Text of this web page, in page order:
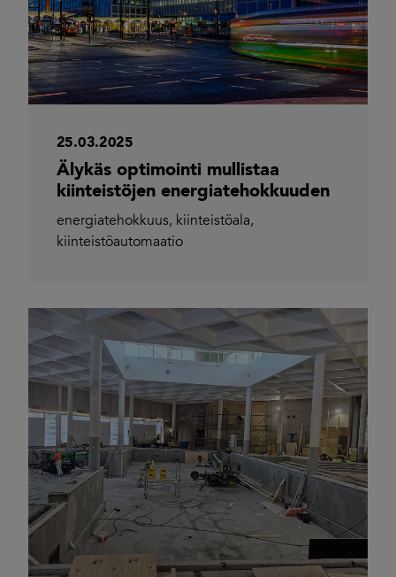
25.03.2025
Älykäs optimointi mullistaa
kiinteistöjen energiatehokkuuden
energiatehokkuus, kiinteistöala,
kiinteistöautomaatio